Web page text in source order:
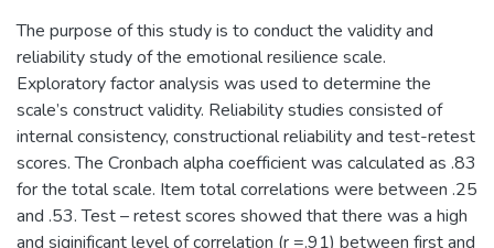
The purpose of this study is to conduct the validity and
reliability study of the emotional resilience scale.
Exploratory factor analysis was used to determine the
scale’s construct validity. Reliability studies consisted of
internal consistency, constructional reliability and test-retest
scores. The Cronbach alpha coefficient was calculated as .83
for the total scale. Item total correlations were between .25
and .53. Test – retest scores showed that there was a high
and siginificant level of correlation (r =.91) between first and